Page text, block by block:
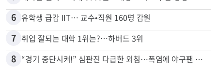
5 계좌만 열어도 최대 5000불…체킹 보너스 무한 경쟁
6 유학생 급감 IIT… 교수•직원 160명 감원
7 취업 잘되는 대학 1위는?…하버드 3위